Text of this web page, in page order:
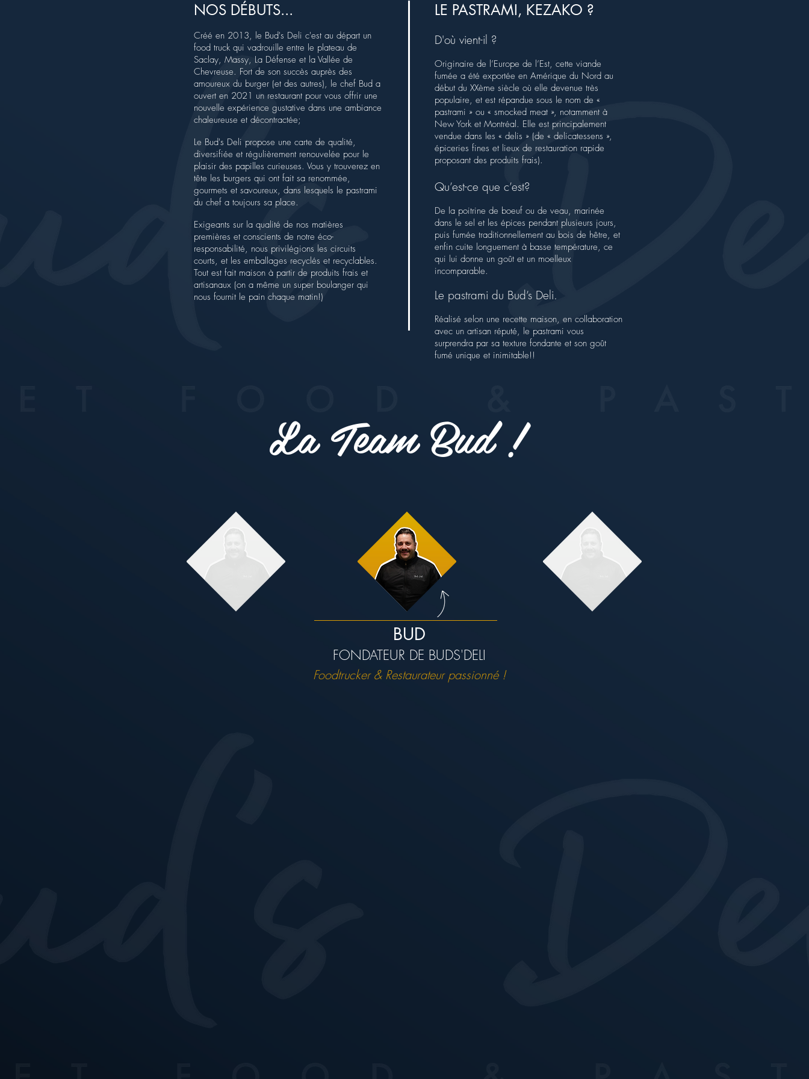
NOS DÉBUTS...
Créé en 2013, le Bud's Deli c'est au départ un
food truck qui vadrouille entre le plateau de
Saclay, Massy, La Défense et la Vallée de
Chevreuse. Fort de son succès auprès des
amoureux du burger (et des autres), le chef Bud a
ouvert en 2021 un restaurant pour vous offrir une
nouvelle expérience gustative dans une ambiance
chaleureuse et décontractée;
Le Bud's Deli propose une carte de qualité,
diversifiée et régulièrement renouvelée pour le
plaisir des papilles curieuses. Vous y trouverez en
tête les burgers qui ont fait sa renommée,
gourmets et savoureux, dans lesquels le pastrami
du chef a toujours sa place.
Exigeants sur la qualité de nos matières
premières et conscients de notre éco-
responsabilité, nous privilégions les circuits
courts, et les emballages recyclés et recyclables.
Tout est fait maison à partir de produits frais et
artisanaux (on a même un super boulanger qui
nous fournit le pain chaque matin!)
LE PASTRAMI, KEZAKO ?
D'où vient-il ?
Originaire de l’Europe de l’Est, cette viande
fumée a été exportée en Amérique du Nord au
début du XXème siècle où elle devenue très
populaire, et est répandue sous le nom de «
pastrami » ou « smocked meat », notamment à
New York et Montréal. Elle est principalement
vendue dans les « delis » (de « delicatessens »,
épiceries fines et lieux de restauration rapide
proposant des produits frais).
Qu’est-ce que c’est?
De la poitrine de boeuf ou de veau, marinée
dans le sel et les épices pendant plusieurs jours,
puis fumée traditionnellement au bois de hêtre, et
enfin cuite longuement à basse température, ce
qui lui donne un goût et un moelleux
incomparable.
Le pastrami du Bud’s Deli.
Réalisé selon une recette maison, en collaboration
avec un artisan réputé, le pastrami vous
surprendra par sa texture fondante et son goût
fumé unique et inimitable!!
La Team Bud !
BUD
FONDATEUR DE BUDS'DELI
Foodtrucker & Restaurateurpassionné !